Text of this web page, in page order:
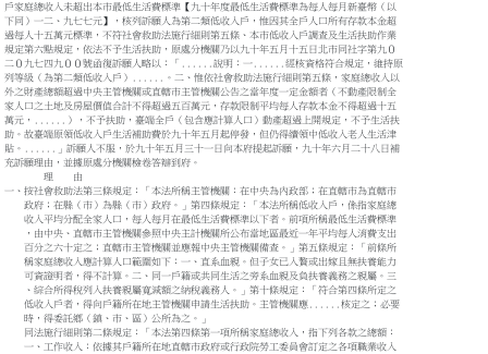
戶家庭總收入未超出本市最低生活費標準【九十年度最低生活費標準為每人每月新臺幣（以
下同）一二、九七七元】，核列訴願人為第二類低收入戶，惟因其全戶人口所有存款本金超
過每人十五萬元標準，不符社會救助法施行細則第五條、本市低收入戶調查及生活扶助作業
規定第六點規定，依法不予生活扶助，原處分機關乃以九十年五月十五日北市同社字第九０
二０九七四九００號函復訴願人略以：「......說明：一......經核資格符合規定，維持原
列等級（為第二類低收入戶）......。二、惟依社會救助法施行細則第五條，家庭總收入以
外之財產總額超過中央主管機關或直轄市主管機關公告之當年度一定金額者（不動產限制全
家人口之土地及房屋價值合計不得超過五百萬元，存款限制平均每人存款本金不得超過十五
萬元，......），不予扶助，臺端全戶（包含應計算人口）動產超過上開規定，不予生活扶
助。故臺端原領低收入戶生活補助費於九十年五月起停發，但仍得續領中低收入老人生活津
貼。......」訴願人不服，於九十年五月三十一日向本府提起訴願，九十年六月二十八日補
充訴願理由，並據原處分機關檢卷答辯到府。
理 由
一、按社會救助法第三條規定：「本法所稱主管機關：在中央為內政部；在直轄市為直轄市
政府；在縣（市）為縣（市）政府。」第四條規定：「本法所稱低收入戶，係指家庭總
收入平均分配全家人口，每人每月在最低生活費標準以下者。前項所稱最低生活費標準
，由中央、直轄市主管機關參照中央主計機關所公布當地區最近一年平均每人消費支出
百分之六十定之；直轄市主管機關並應報中央主管機關備查。」第五條規定：「前條所
稱家庭總收入應計算人口範圍如下：一、直系血親。但子女已入贅或出嫁且無扶養能力
可資證明者，得不計算。二、同一戶籍或共同生活之旁系血親及負扶養義務之親屬。三
、綜合所得稅列入扶養親屬寬減額之納稅義務人。」第十條規定：「符合第四條所定之
低收入戶者，得向戶籍所在地主管機關申請生活扶助。主管機關應......核定之；必要
時，得委託鄉（鎮、市、區）公所為之。」
同法施行細則第二條規定：「本法第四條第一項所稱家庭總收入，指下列各款之總額：
一、工作收入：依據其戶籍所在地直轄市政府或行政院勞工委員會訂定之各項職業收入